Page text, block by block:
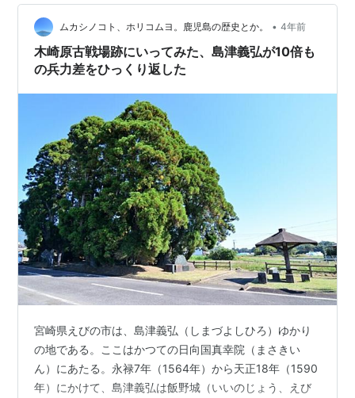
久藤城を散策 初代薩摩藩主の生まれた城 なお、日付は旧
暦で記す。 伊東軍のしくじりのはじまり 現在の宮崎県え
びの市・小林市の…
ムカシノコト、ホリコムヨ。鹿児島の歴史とか。 • 4年前
木崎原古戦場跡にいってみた、島津義弘が10倍も
の兵力差をひっくり返した
宮崎県えびの市は、島津義弘（しまづよしひろ）ゆかり
の地である。ここはかつての日向国真幸院（まさきい
ん）にあたる。永禄7年（1564年）から天正18年（1590
年）にかけて、島津義弘は飯野城（いいのじょう、えび